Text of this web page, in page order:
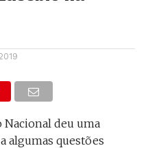
Nacional deu uma
algumas questões